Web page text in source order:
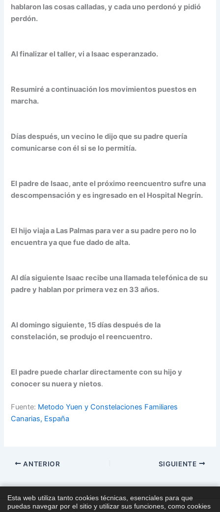
hablaron las cosas calladas, y cada uno perdonó y pidió
perdón.
Al finalizar el taller, vi a Isaac esperanzado.
Resumiré a continuación los movimientos puestos en
marcha.
Días después, un vecino le dijo que su padre quería
comunicarse con él si se lo permitía.
El padre de Isaac, ante el próximo reencuentro sufre una
descompensación y es ingresado en el Hospital Negrín.
El hijo viaja a Las Palmas para ver a su padre pero no lo
encuentra ya que fue dado de alta.
Al día siguiente Isaac recibe una llamada telefónica de su
padre y hablan por primera vez en 33 años.
Al domingo siguiente, 15 días después de la
constelación, se produjo el reencuentro.
El padre puede charlar directamente con su hijo y
conocer su nuera y nietos.
Fuente: Metodo Yuen y Constelaciones Familiares
Canarias, España
ANTERIOR SIGUIENTE
Esta web utiliza tanto cookies técnicas, esenciales para que
puedas navegar por el sitio y utilizar sus funciones, como cookies